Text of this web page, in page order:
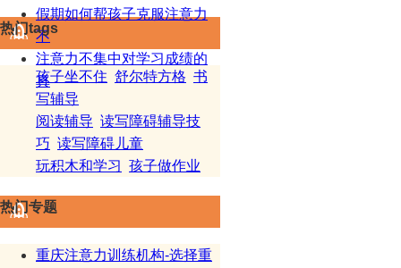
假期如何帮孩子克服注意力
不
注意力不集中对学习成绩的
真
热门tags
孩子坐不住 舒尔特方格 书
写辅导
阅读辅导 读写障碍辅导技
巧 读写障碍儿童
玩积木和学习 孩子做作业
热门专题
重庆注意力训练机构-选择重